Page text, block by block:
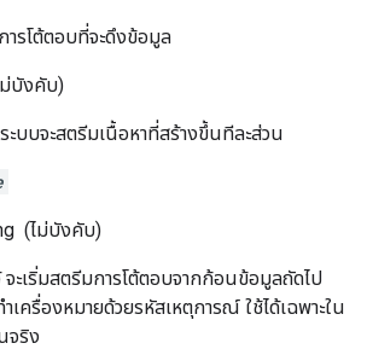
ารโต้ตอบที่จะดึงข้อมูล
ม่บังคับ)
ะบบจะสตรีมเนื้อหาที่สร้างขึ้นทีละส่วน
(ไม่บังคับ)
จะเริ่มสตรีมการโต้ตอบจากก้อนข้อมูลถัดไป
เครื่องหมายด้วยรหัสเหตุการณ์ ใช้ได้เฉพาะใน
จริง